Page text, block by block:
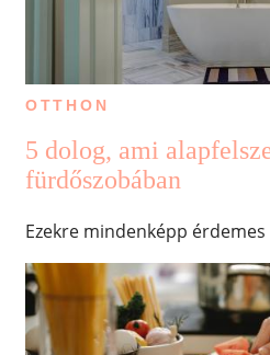
OTTHON
5 dolog, ami
fürdőszobában
Ezekre mindenképp